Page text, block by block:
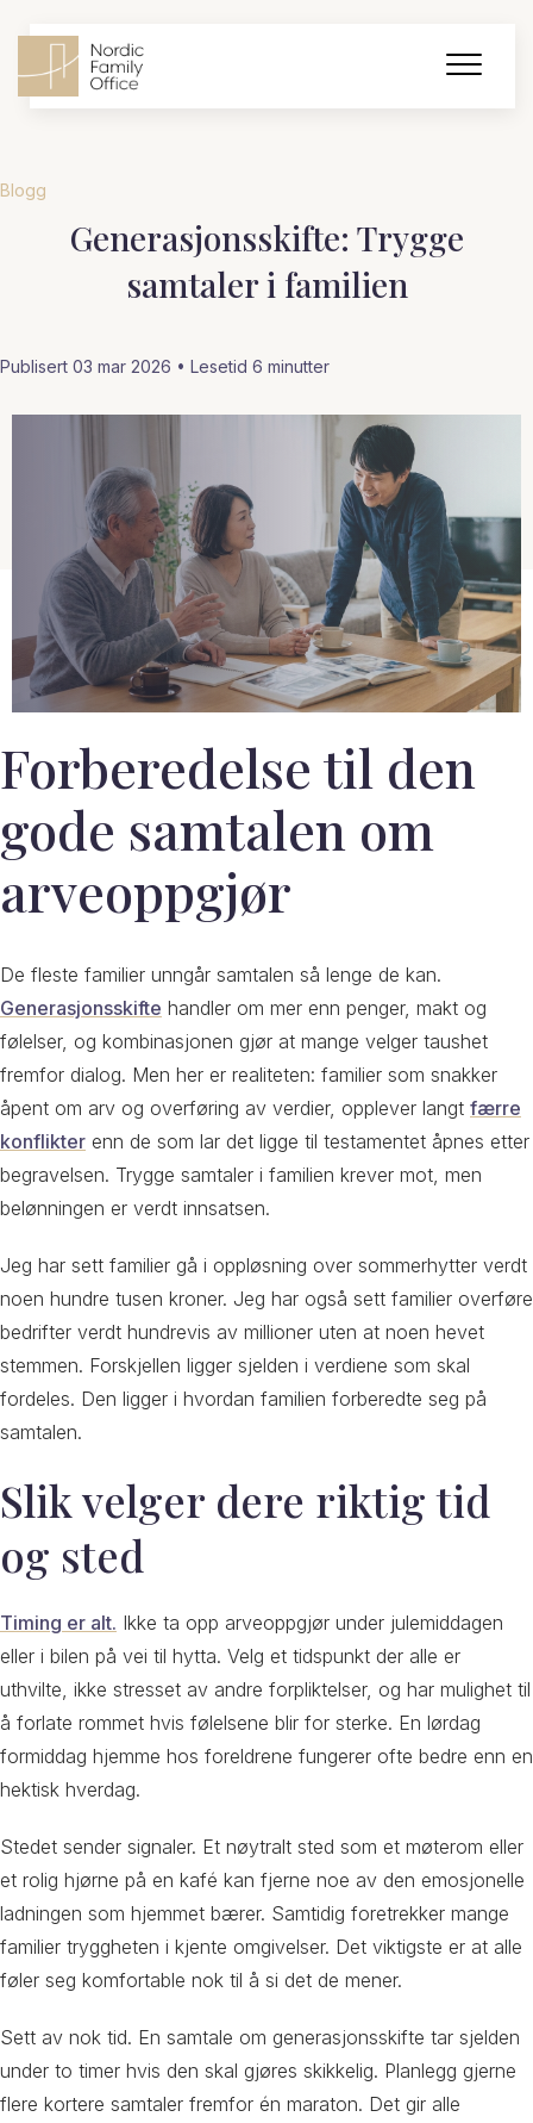
Blogg
Generasjonsskifte: Trygge
samtaler i familien
Publisert 03 mar 2026 • Lesetid 6 minutter
Forberedelse til den
gode samtalen om
arveoppgjør
De fleste familier unngår samtalen så lenge de kan.
Generasjonsskifte handler om mer enn penger, makt og
følelser, og kombinasjonen gjør at mange velger taushet
fremfor dialog. Men her er realiteten: familier som snakker
åpent om arv og overføring av verdier, opplever langt færre
konflikter enn de som lar det ligge til testamentet åpnes etter
begravelsen. Trygge samtaler i familien krever mot, men
belønningen er verdt innsatsen.
Jeg har sett familier gå i oppløsning over sommerhytter verdt
noen hundre tusen kroner. Jeg har også sett familier overføre
bedrifter verdt hundrevis av millioner uten at noen hevet
stemmen. Forskjellen ligger sjelden i verdiene som skal
fordeles. Den ligger i hvordan familien forberedte seg på
samtalen.
Slik velger dere riktig tid
og sted
Timing er alt. Ikke ta opp arveoppgjør under julemiddagen
eller i bilen på vei til hytta. Velg et tidspunkt der alle er
uthvilte, ikke stresset av andre forpliktelser, og har mulighet til
å forlate rommet hvis følelsene blir for sterke. En lørdag
formiddag hjemme hos foreldrene fungerer ofte bedre enn en
hektisk hverdag.
Stedet sender signaler. Et nøytralt sted som et møterom eller
et rolig hjørne på en kafé kan fjerne noe av den emosjonelle
ladningen som hjemmet bærer. Samtidig foretrekker mange
familier tryggheten i kjente omgivelser. Det viktigste er at alle
føler seg komfortable nok til å si det de mener.
Sett av nok tid. En samtale om generasjonsskifte tar sjelden
under to timer hvis den skal gjøres skikkelig. Planlegg gjerne
flere kortere samtaler fremfor én maraton. Det gir alle